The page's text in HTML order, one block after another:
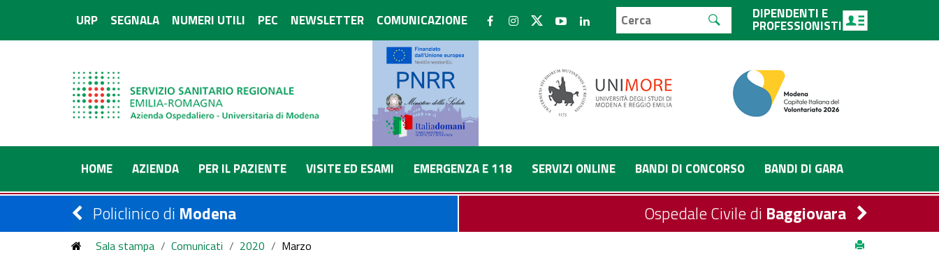
URP SEGNALA NUMERI UTILI PEC NEWSLETTER COMUNICAZIONE DIPENDENTI E
PROFESSIONISTI
HOME AZIENDA PER IL PAZIENTE VISITE ED ESAMI EMERGENZA E 118 SERVIZI ONLINE BANDI DI CONCORSO BANDI DI GARA
Policlinico di Modena Ospedale Civile di Baggiovara
Sala stampa / Comunicati / 2020 / Marzo